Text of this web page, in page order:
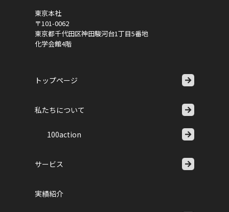
東京本社
〒101-0062
東京都千代田区神田駿河台1丁目5番地
化学会館4階
トップページ
私たちについて
100action
サービス
実績紹介